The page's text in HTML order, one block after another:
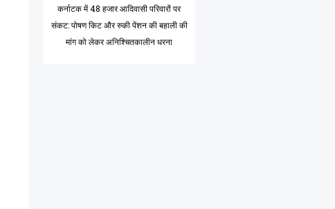
कर्नाटक में 48 हजार आदिवासी परिवारों पर
संकट: पोषण किट और रुकी पेंशन की बहाली की
मांग को लेकर अनिश्चितकालीन धरना